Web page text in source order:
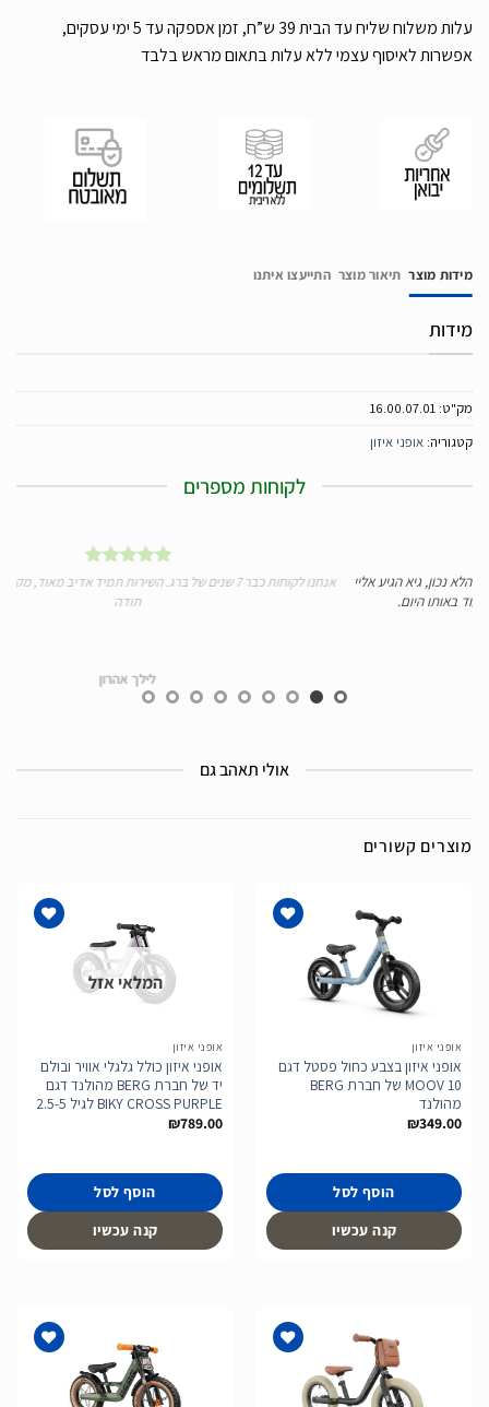
עלות משלוח שליח עד הבית 39 ש”ח, זמן אספקה עד 5 ימי עסקים,
אפשרות לאיסוף עצמי ללא עלות בתאום מראש בלבד
מידות מוצר תיאור מוצר התייעצו איתנו
מידות
מק"ט: 16.00.07.01
קטגוריה: אופני איזון
לקוחות מספרים
גיא הגיע אליי
היום.
אנחנו לקוחות כבר 7 שנים של ברג. השירות תמיד אדיב מאוד,
תודה
לילך אהרון
אולי תאהב גם
מוצרים קשורים
אופני איזון
אופני איזון בצבע כחול פסטל דגם
MOOV 10 של חברת BERG
מהולנד
₪349.00
הוסף לסל
קנה עכשיו
המלאי אזל
אופני איזון
אופני איזון כולל גלגלי אוויר ובולם
יד של חברת BERG מהולנד דגם
BIKY CROSS PURPLE לגיל 2.5-5
₪789.00
הוסף לסל
קנה עכשיו